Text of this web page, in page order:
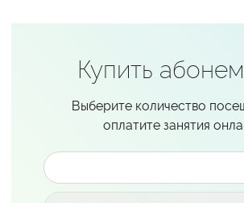
Купить
Выберите количество
оплатите занятия